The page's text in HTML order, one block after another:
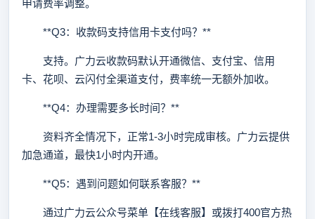
申请费率调整。
**Q3：收款码支持信用卡支付吗？**
支持。广力云收款码默认开通微信、支付宝、信用
卡、花呗、云闪付全渠道支付，费率统一无额外加收。
**Q4：办理需要多长时间？**
资料齐全情况下，正常1-3小时完成审核。广力云提供
加急通道，最快1小时内开通。
**Q5：遇到问题如何联系客服？**
通过广力云公众号菜单【在线客服】或拨打400官方热